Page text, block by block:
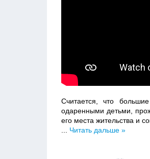
Считается, что
одаренными детьми,
его места жительства и
Читать дальше »